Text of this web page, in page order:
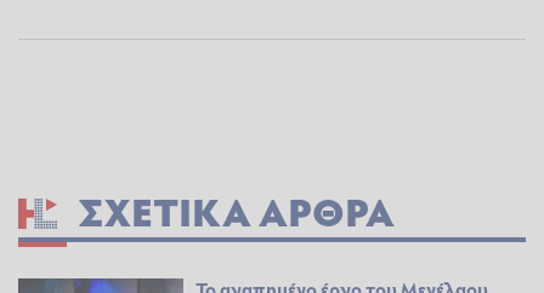
ΣΧΕΤΙΚΆ ΆΡΘΡΑ